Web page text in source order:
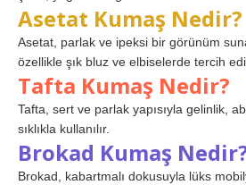
Asetat Kumaş Nedir?
Asetat, parlak ve ipeksi bir görünüm
özellikle şık bluz ve elbiselerde tercih
Tafta Kumaş Nedir?
Tafta, sert ve parlak yapısıyla gelinlik,
sıklıkla kullanılır.
Brokad Kumaş
Brokad, kabartmalı dokusuyla lüks